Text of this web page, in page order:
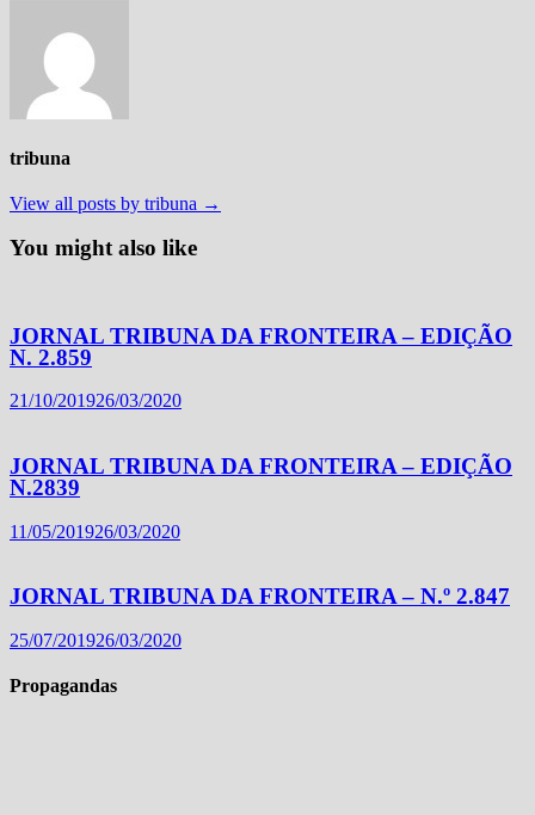
tribuna
View all posts by tribuna →
You might also like
JORNAL TRIBUNA DA FRONTEIRA – EDIÇÃO
N. 2.859
21/10/201926/03/2020
JORNAL TRIBUNA DA FRONTEIRA – EDIÇÃO
N.2839
11/05/201926/03/2020
JORNAL TRIBUNA DA FRONTEIRA – N.º 2.847
25/07/201926/03/2020
Propagandas